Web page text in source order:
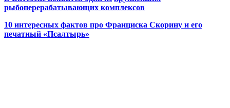
рыбоперерабатывающих комплексов
10 интересных фактов про Франциска Скорину и его
печатный «Псалтырь»